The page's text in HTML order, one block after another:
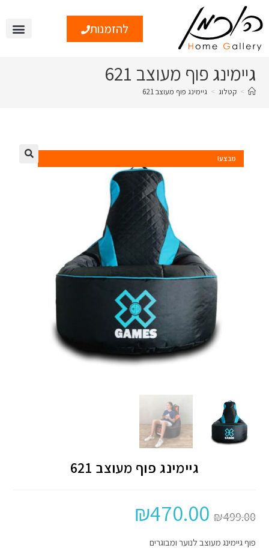
להזמנות
גיימינג פוף מעוצב 621
> קטלוג > גיימינג פוף מעוצב 621
מבצע!
גיימינג פוף מעוצב 621
₪499.00
₪470.00
פוף גיימינג מעוצב לנוער ומבוגרים